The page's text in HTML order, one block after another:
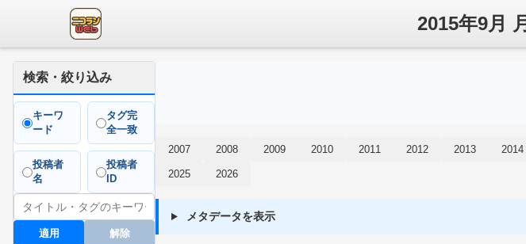
2015年9月
検索・絞り込み
キーワ
ード
タグ完
全一致
投稿者
名
投稿者
ID
適用 解除
2007 2008 2009 2010 2011 2012 2013 2014
2025 2026
メタデータを表示